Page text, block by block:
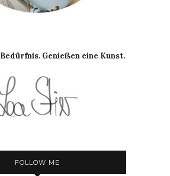
Genießen eine Kunst.
FOLLOW ME